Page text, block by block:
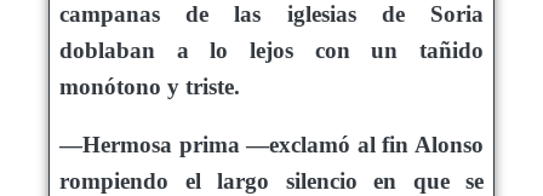
campanas de las iglesias de Soria
doblaban a lo lejos con un tañido
monótono y triste.
—Hermosa prima —exclamó al fin Alonso
rompiendo el largo silencio en que se